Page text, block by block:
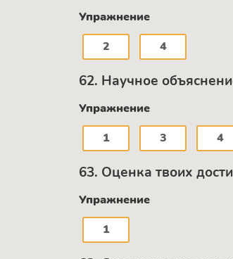
Упражнение
2
4
62. Научное
Упражнение
1
3 4
63. Оценка твоих
Упражнение
1